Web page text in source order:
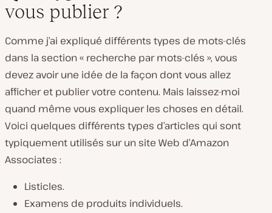
vous publier ?
Comme j’ai expliqué différents types de mots-clés
dans la section « recherche par mots-clés », vous
devez avoir une idée de la façon dont vous allez
afficher et publier votre contenu. Mais laissez-moi
quand même vous expliquer les choses en détail.
Voici quelques différents types d’articles qui sont
typiquement utilisés sur un site Web d’Amazon
Associates :
Listicles.
Examens de produits individuels.